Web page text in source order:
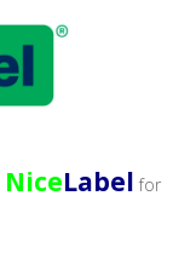
NiceLabel for